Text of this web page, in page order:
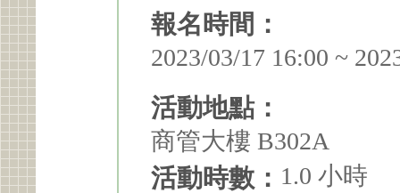
報名時間：
2023/03/17 16:00 ~
活動地點：
商管大樓 B302A
活動時數： 1.0 小時